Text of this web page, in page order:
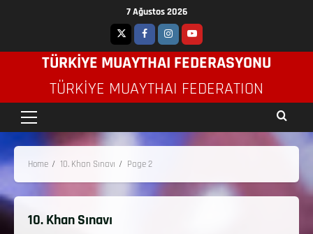
7 Ağustos 2026
TÜRKİYE MUAYTHAI FEDERASYONU
TÜRKIYE MUAYTHAI FEDERATION
Home 10. Khan Sınavı Page 2
10. Khan Sınavı